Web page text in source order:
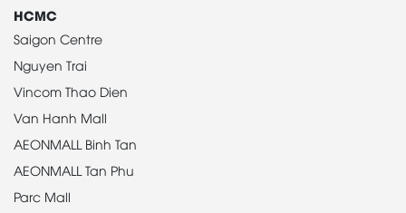
HCMC
Saigon Centre
Nguyen Trai
Vincom Thao Dien
Van Hanh Mall
AEONMALL Binh Tan
AEONMALL Tan Phu
Parc Mall